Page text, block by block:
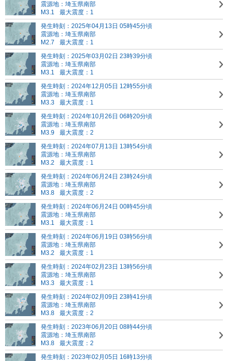
震源地：埼玉県南部
M3.1
最大震度：1
発生時刻：2025年04月13日 05時45分頃
震源地：埼玉県南部
M2.7
最大震度：1
発生時刻：2025年03月02日 23時39分頃
震源地：埼玉県南部
M3.1
最大震度：1
発生時刻：2024年12月05日 12時55分頃
震源地：埼玉県南部
M3.3
最大震度：1
発生時刻：2024年10月26日 06時20分頃
震源地：埼玉県南部
M3.9
最大震度：2
発生時刻：2024年07月13日 13時54分頃
震源地：埼玉県南部
M3.2
最大震度：1
発生時刻：2024年06月24日 23時24分頃
震源地：埼玉県南部
M3.8
最大震度：2
発生時刻：2024年06月24日 00時45分頃
震源地：埼玉県南部
M3.1
最大震度：1
発生時刻：2024年06月19日 03時56分頃
震源地：埼玉県南部
M3.2
最大震度：1
発生時刻：2024年02月23日 13時56分頃
震源地：埼玉県南部
M3.3
最大震度：1
発生時刻：2024年02月09日 23時41分頃
震源地：埼玉県南部
M3.8
最大震度：2
発生時刻：2023年06月20日 08時44分頃
震源地：埼玉県南部
M3.8
最大震度：2
発生時刻：2023年02月05日 16時13分頃